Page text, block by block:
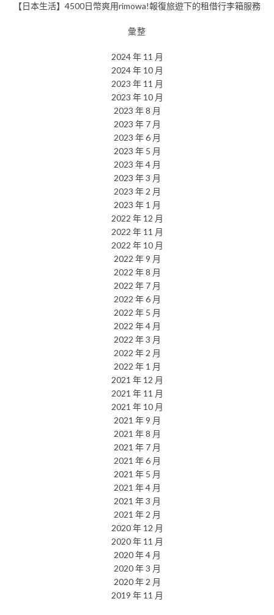
【日本生活】4500日幣爽用rimowa!報復旅遊下的租借行李箱服務
彙整
2024 年 11 月
2024 年 10 月
2023 年 11 月
2023 年 10 月
2023 年 8 月
2023 年 7 月
2023 年 6 月
2023 年 5 月
2023 年 4 月
2023 年 3 月
2023 年 2 月
2023 年 1 月
2022 年 12 月
2022 年 11 月
2022 年 10 月
2022 年 9 月
2022 年 8 月
2022 年 7 月
2022 年 6 月
2022 年 5 月
2022 年 4 月
2022 年 3 月
2022 年 2 月
2022 年 1 月
2021 年 12 月
2021 年 11 月
2021 年 10 月
2021 年 9 月
2021 年 8 月
2021 年 7 月
2021 年 6 月
2021 年 5 月
2021 年 4 月
2021 年 3 月
2021 年 2 月
2020 年 12 月
2020 年 11 月
2020 年 4 月
2020 年 3 月
2020 年 2 月
2019 年 11 月